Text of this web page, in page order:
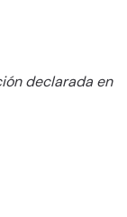
declarada en